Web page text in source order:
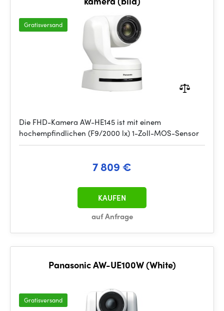
Gratisversand
Die FHD-Kamera AW-HE145 ist mit einem
hochempfindlichen (F9/2000 lx) 1-Zoll-MOS-Sensor
7 809 €
auf Anfrage
KAUFEN
Panasonic AW-UE100W (White)
Gratisversand